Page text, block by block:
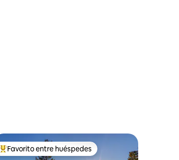
De los mejores en Favorito entre huéspedes
Favorito entre huéspedes